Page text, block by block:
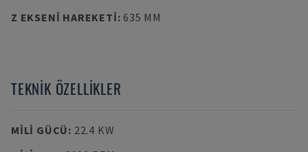
Z EKSENI HAREKETI: 635 MM
TEKNIK ÖZELLIKLER
MILI GÜCÜ: 22.4 KW